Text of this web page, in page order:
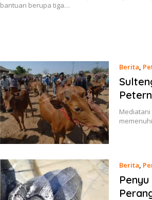
bantuan berupa tiga…
Berita,
Mediatani
Berita,